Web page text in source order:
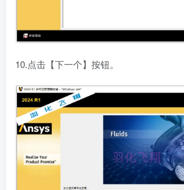
10.点击【下一个】按钮。